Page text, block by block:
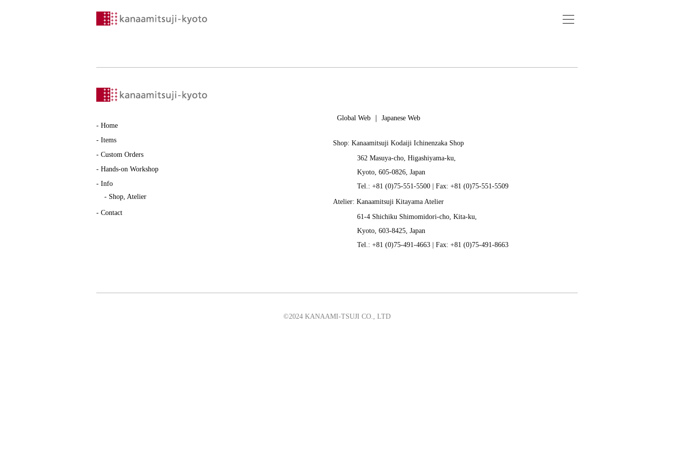
- Home
- Items
- Custom Orders
- Hands-on Workshop
- Info
- Shop, Atelier
- Contact
Global Web Japanese Web
Shop: Kanaamitsuji Kodaiji Ichinenzaka Shop
362 Masuya-cho, Higashiyama-ku,
Kyoto, 605-0826, Japan
Tel.: +81 (0)75-551-5500 | Fax: +81 (0)75-551-5509
Atelier: Kanaamitsuji Kitayama Atelier
61-4 Shichiku Shimomidori-cho, Kita-ku,
Kyoto, 603-8425, Japan
Tel.: +81 (0)75-491-4663 | Fax: +81 (0)75-491-8663
©2024 KANAAMI-TSUJI CO., LTD